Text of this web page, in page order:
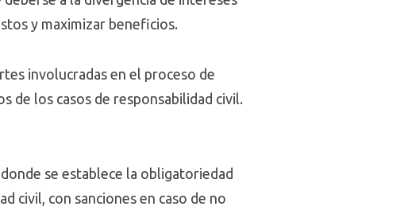
y maximizar beneficios.
involucradas en el proceso de
de los casos de responsabilidad civil.
se establece la obligatoriedad
civil, con sanciones en caso de no